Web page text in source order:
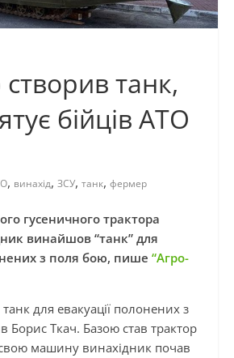
танк,
бійців АТО
, винахід, ЗСУ, танк, фермер
гусеничного трактора
винайшов “танк” для
з поля бою, пише “Агро-
для евакуації полонених з
Борис Ткач. Базою став трактор
машину винахідник почав